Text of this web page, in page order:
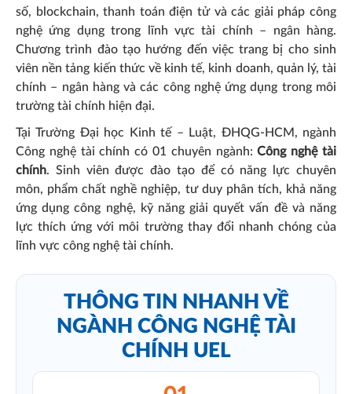
số, blockchain, thanh toán điện tử và các giải pháp công
nghệ ứng dụng trong lĩnh vực tài chính – ngân hàng.
Chương trình đào tạo hướng đến việc trang bị cho sinh
viên nền tảng kiến thức về kinh tế, kinh doanh, quản lý, tài
chính – ngân hàng và các công nghệ ứng dụng trong môi
trường tài chính hiện đại.
Tại Trường Đại học Kinh tế – Luật, ĐHQG-HCM, ngành
Công nghệ tài chính có 01 chuyên ngành:Công nghệ tài
chính. Sinh viên được đào tạo để có năng lực chuyên
môn, phẩm chất nghề nghiệp, tư duy phân tích, khả năng
ứng dụng công nghệ, kỹ năng giải quyết vấn đề và năng
lực thích ứng với môi trường thay đổi nhanh chóng của
lĩnh vực công nghệ tài chính.
THÔNG TIN NHANH VỀ
NGÀNH CÔNG NGHỆ TÀI
CHÍNH UEL